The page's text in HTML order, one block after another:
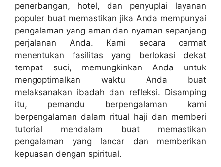
penerbangan, hotel, dan penyuplai layanan
populer buat memastikan jika Anda mempunyai
pengalaman yang aman dan nyaman sepanjang
perjalanan Anda. Kami secara cermat
menentukan fasilitas yang berlokasi dekat
tempat suci, memungkinkan Anda untuk
mengoptimalkan waktu Anda buat
melaksanakan ibadah dan refleksi. Disamping
itu, pemandu berpengalaman kami
berpengalaman dalam ritual haji dan memberi
tutorial mendalam buat memastikan
pengalaman yang lancar dan memberikan
kepuasan dengan spiritual.